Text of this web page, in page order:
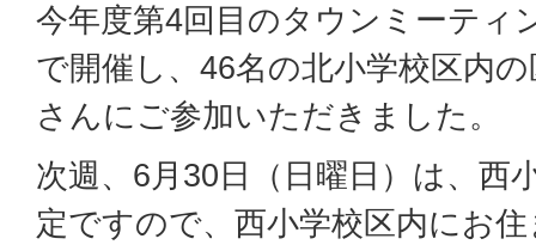
今年度第4回目のタウンミーティ
で開催し、46名の北小学校区内
さんにご参加いただきました。
次週、6月30日（日曜日）は、西
定ですので、西小学校区内にお